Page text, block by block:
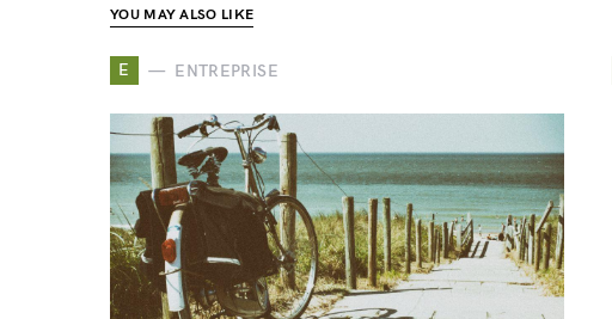
YOU MAY ALSO LIKE
E ENTREPRISE